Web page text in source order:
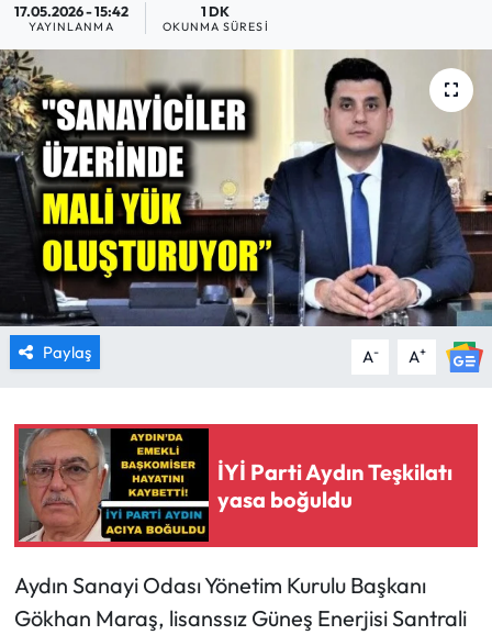
17.05.2026 - 15:42
YAYINLANMA
1 DK
OKUNMA SÜRESI
Paylaş A- A+
İYİ Parti Aydın Teşkilatı
yasa boğuldu
Aydın Sanayi Odası Yönetim Kurulu Başkanı
Gökhan Maraş, lisanssız Güneş Enerjisi Santrali
SPOR
TARIM
TURİZM
YAŞAM
RESMİ İLANLAR